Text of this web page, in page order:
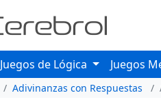
Juegos de Lógica Juegos
Adivinanzas con Respuestas